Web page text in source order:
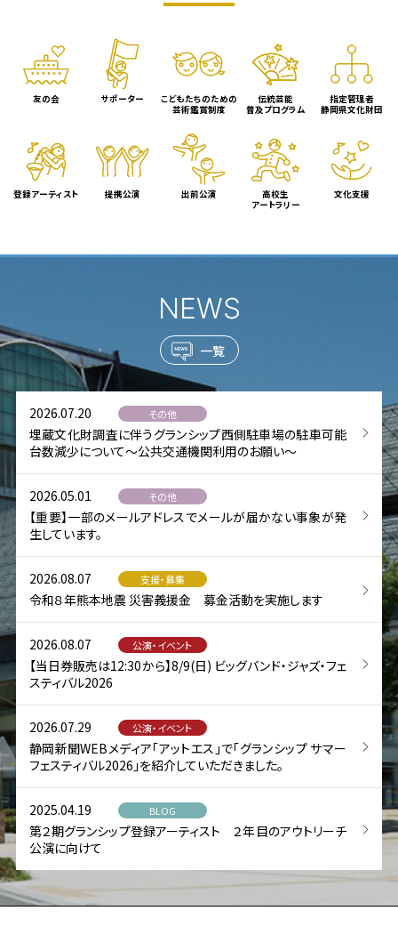
友の会 サポーター
こどもたちのための
芸術鑑賞制度
伝統芸能
普及プログラム
指定管理者
静岡県文化財団
登録アーティスト 提携公演 出前公演
高校生
アートラリー
文化支援
NEWS
一覧
2026.07.20 その他
埋蔵文化財調査に伴うグランシップ西側駐車場の駐車可能
台数減少について～公共交通機関利用のお願い～
2026.05.01 その他
【重要】一部のメールアドレスでメールが届かない事象が発
生しています。
2026.08.07 支援・募集
令和８年熊本地震 災害義援金 募金活動を実施します
2026.08.07 公演・イベント
【当日券販売は12:30から】8/9(日) ビッグバンド・ジャズ・フェ
スティバル2026
2026.07.29 公演・イベント
静岡新聞WEBメディア「アットエス」で「グランシップ サマー
フェスティバル2026」を紹介していただきました。
2025.04.19 BLOG
第２期グランシップ登録アーティスト ２年目のアウトリーチ
公演に向けて